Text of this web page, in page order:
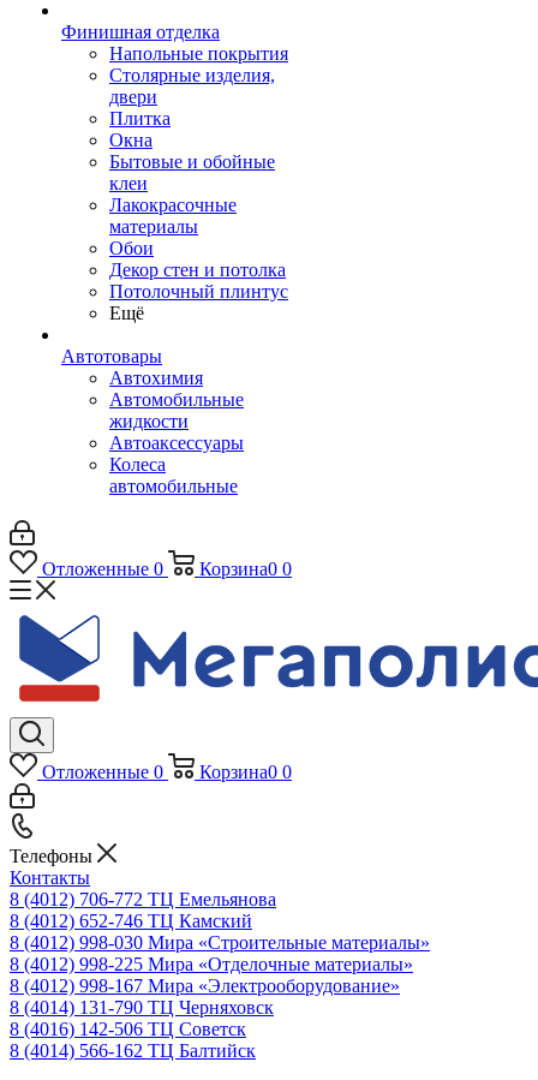
Финишная отделка
Напольные покрытия
Столярные изделия,
двери
Плитка
Окна
Бытовые и обойные
клеи
Лакокрасочные
материалы
Обои
Декор стен и потолка
Потолочный плинтус
Ещё
Автотовары
Автохимия
Автомобильные
жидкости
Автоаксессуары
Колеса
автомобильные
Отложенные 0 Корзина0 0
Отложенные 0 Корзина0 0
Телефоны
Контакты
8 (4012) 706-772 ТЦ Емельянова
8 (4012) 652-746 ТЦ Камский
8 (4012) 998-030 Мира «Строительные материалы»
8 (4012) 998-225 Мира «Отделочные материалы»
8 (4012) 998-167 Мира «Электрооборудование»
8 (4014) 131-790 ТЦ Черняховск
8 (4016) 142-506 ТЦ Советск
8 (4014) 566-162 ТЦ Балтийск